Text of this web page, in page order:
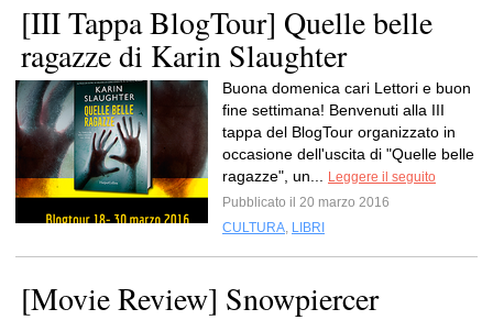
[III Tappa BlogTour] Quelle belle
ragazze di Karin Slaughter
Buona domenica cari Lettori e buon
fine settimana! Benvenuti alla III
tappa del BlogTour organizzato in
occasione dell'uscita di "Quelle belle
ragazze", un...
Leggere il seguito
Pubblicato il 20 marzo 2016
CULTURA, LIBRI
[Movie Review] Snowpiercer